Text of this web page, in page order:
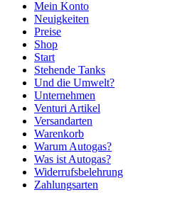
Mein Konto
Neuigkeiten
Preise
Shop
Start
Stehende Tanks
Und die Umwelt?
Unternehmen
Venturi Artikel
Versandarten
Warenkorb
Warum Autogas?
Was ist Autogas?
Widerrufsbelehrung
Zahlungsarten